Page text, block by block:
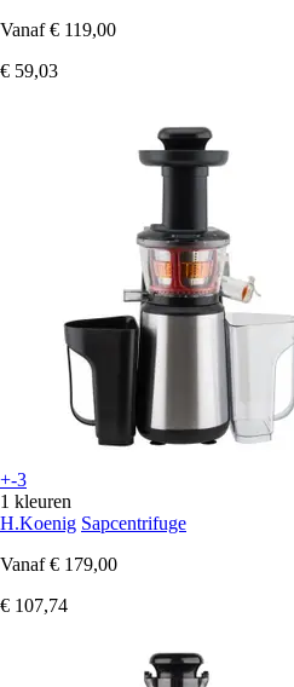
Vanaf € 119,00
€ 59,03
+-3
1 kleuren
H.Koenig Sapcentrifuge
Vanaf € 179,00
€ 107,74